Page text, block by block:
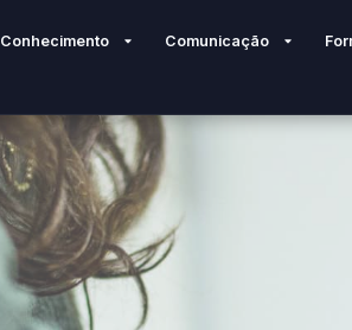
Conhecimento Comunicação